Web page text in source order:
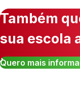
Também
sua escola
Quero mais